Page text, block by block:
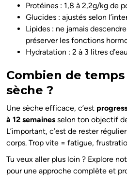
Protéines : 1,8 à 2,2g/kg de
Glucides : ajustés selon
Lipides : ne jamais
préserver les fonctions
Hydratation : 2 à 3 litres
Combien de
sèche ?
Une sèche efficace, c’est
à 12 semaines selon ton objectif
L’important, c’est de rester
corps. Trop vite = fatigue,
Tu veux aller plus loin ? Explore
pour une approche complète et